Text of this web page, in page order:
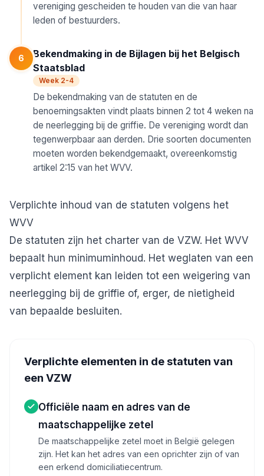
vereniging gescheiden te houden van die van haar
leden of bestuurders.
6
Bekendmaking in de Bijlagen bij het Belgisch
Staatsblad
Week 2-4
De bekendmaking van de statuten en de
benoemingsakten vindt plaats binnen 2 tot 4 weken na
de neerlegging bij de griffie. De vereniging wordt dan
tegenwerpbaar aan derden. Drie soorten documenten
moeten worden bekendgemaakt, overeenkomstig
artikel 2:15 van het WVV.
Verplichte inhoud van de statuten volgens het
WVV
De statuten zijn het charter van de VZW. Het WVV
bepaalt hun minimuminhoud. Het weglaten van een
verplicht element kan leiden tot een weigering van
neerlegging bij de griffie of, erger, de nietigheid
van bepaalde besluiten.
Verplichte elementen in de statuten van
een VZW
Officiële naam en adres van de
maatschappelijke zetel
De maatschappelijke zetel moet in België gelegen
zijn. Het kan het adres van een oprichter zijn of van
een erkend domiciliatiecentrum.